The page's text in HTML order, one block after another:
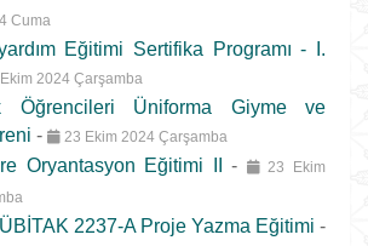
Cuma
Eğitimi Sertifika Programı - I.
2024 Çarşamba
Öğrencileri Üniforma Giyme ve
- 23 Ekim 2024 Çarşamba
Oryantasyon Eğitimi II-
23 Ekim
2237-A Proje Yazma Eğitimi -